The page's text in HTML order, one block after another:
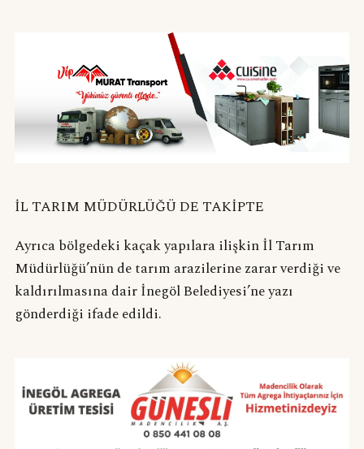
İL TARIM MÜDÜRLÜĞÜ DE TAKİPTE
Ayrıca bölgedeki kaçak yapılara ilişkin İl Tarım
Müdürlüğü’nün de tarım arazilerine zarar verdiği ve
kaldırılmasına dair İnegöl Belediyesi’ne yazı
gönderdiği ifade edildi.